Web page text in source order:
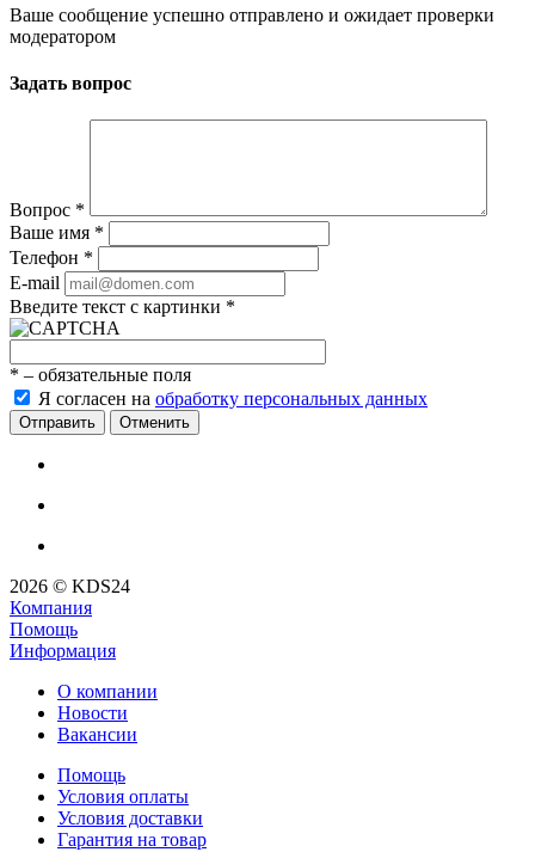
Ваше сообщение успешно отправлено и ожидает проверки
модератором
Задать вопрос
Вопрос *
Ваше имя *
Телефон *
E-mail
Введите текст с картинки *
* – обязательные поля
Я согласен на обработку персональных данных
Отменить
2026 © KDS24
Компания
Помощь
Информация
О компании
Новости
Вакансии
Помощь
Условия оплаты
Условия доставки
Гарантия на товар